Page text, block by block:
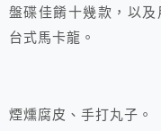
盤碟佳餚十幾款，以及
台式馬卡龍。
煙燻腐皮、手打丸子。